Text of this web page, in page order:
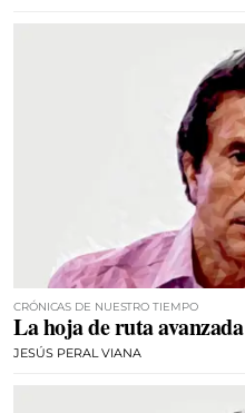
CRÓNICAS DE NUESTRO TIEMPO
La hoja de ruta avanzada
JESÚS PERAL VIANA